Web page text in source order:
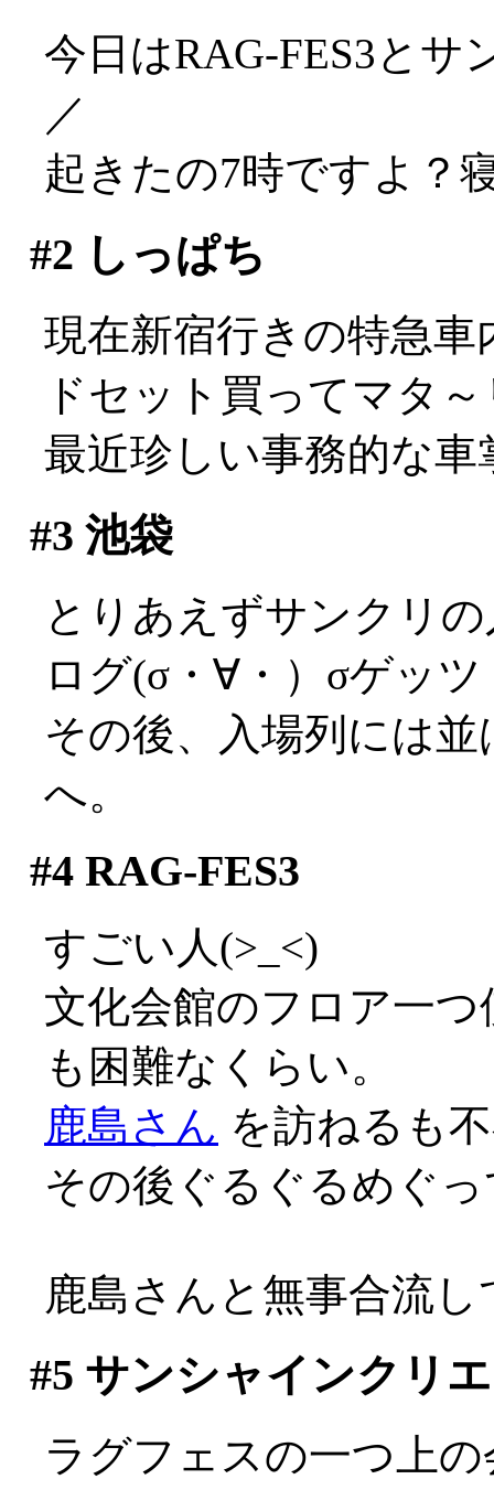
今日はRAG-FES3と
／
起きたの7時ですよ？
#2 しっぱち
現在新宿行きの特急
ドセット買ってマタ
最近珍しい事務的な
#3 池袋
とりあえずサンクリ
ログ(σ・∀・）σゲッツ
その後、入場列には
へ。
#4RAG-FES3
すごい人(>_<)
文化会館のフロア一
も困難なくらい。
鹿島さん を訪ねるも
その後ぐるぐるめぐ
鹿島さんと無事合流
#5 サンシャインクリ
ラグフェスの一つ上